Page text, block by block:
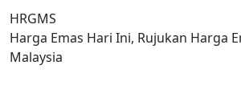
HRGMS
Harga Emas Hari Ini, Rujukan Harga
Malaysia